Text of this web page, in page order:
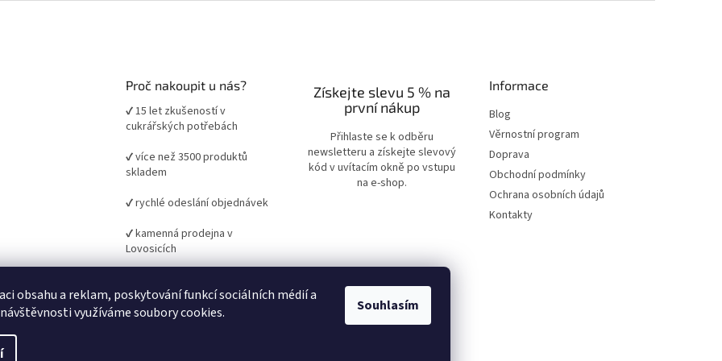
obsahu a reklam, poskytování funkcí sociálních médií a
využíváme soubory cookies.
Souhlasím
Proč nakoupit u nás?
✔ 15 let zkušeností v
cukrářských potřebách
✔ více než 3500 produktů
skladem
✔ rychlé odeslání objednávek
✔ kamenná prodejna v
Lovosicích
pro domácí i profesionální
pečení
Získejte slevu 5 % na
první nákup
Přihlaste se k odběru
newsletteru a získejte slevový
kód v uvítacím okně po vstupu
na e-shop.
Informace
Blog
Věrnostní program
Doprava
Obchodní podmínky
Ochrana osobních údajů
Kontakty